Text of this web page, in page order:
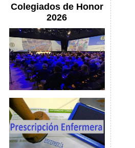
Colegiados de Honor
2026